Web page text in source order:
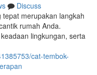
Discuss
merupakan langkah
rumah Anda.
lingkungan, serta
cat-tembok-